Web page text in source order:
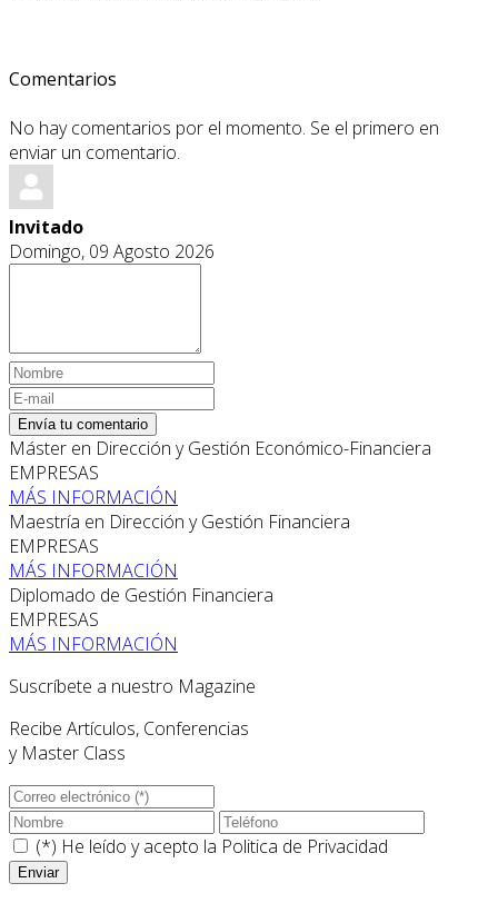
Comentarios
No hay comentarios por el momento. Se el primero en
enviar un comentario.
Invitado
Domingo, 09 Agosto 2026
Envía tu comentario
Máster en Dirección y Gestión Económico-Financiera
EMPRESAS
MÁS INFORMACIÓN
Maestría en Dirección y Gestión Financiera
EMPRESAS
MÁS INFORMACIÓN
Diplomado de Gestión Financiera
EMPRESAS
MÁS INFORMACIÓN
Suscríbete a nuestro Magazine
Recibe Artículos, Conferencias
y Master Class
(*) He leído y acepto la Politica de Privacidad